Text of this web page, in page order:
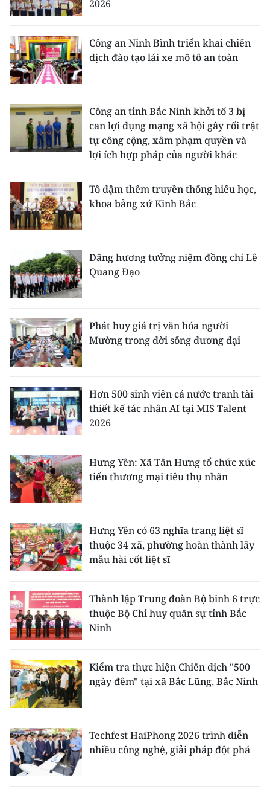
2026
Công an Ninh Bình triển khai chiến
dịch đào tạo lái xe mô tô an toàn
Công an tỉnh Bắc Ninh khởi tố 3 bị
can lợi dụng mạng xã hội gây rối trật
tự công cộng, xâm phạm quyền và
lợi ích hợp pháp của người khác
Tô đậm thêm truyền thống hiếu học,
khoa bảng xứ Kinh Bắc
Dâng hương tưởng niệm đồng chí Lê
Quang Đạo
Phát huy giá trị văn hóa người
Mường trong đời sống đương đại
Hơn 500 sinh viên cả nước tranh tài
thiết kế tác nhân AI tại MIS Talent
2026
Hưng Yên: Xã Tân Hưng tổ chức xúc
tiến thương mại tiêu thụ nhãn
Hưng Yên có 63 nghĩa trang liệt sĩ
thuộc 34 xã, phường hoàn thành lấy
mẫu hài cốt liệt sĩ
Thành lập Trung đoàn Bộ binh 6 trực
thuộc Bộ Chỉ huy quân sự tỉnh Bắc
Ninh
Kiểm tra thực hiện Chiến dịch "500
ngày đêm" tại xã Bắc Lũng, Bắc Ninh
Techfest HaiPhong 2026 trình diễn
nhiều công nghệ, giải pháp đột phá